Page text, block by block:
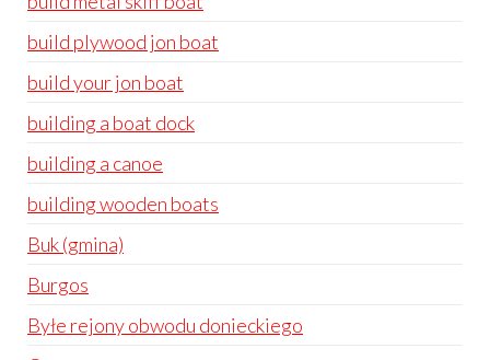
build plywood jon boat
build your jon boat
building a boat dock
building a canoe
building wooden boats
Buk (gmina)
Burgos
Byłe rejony obwodu donieckiego